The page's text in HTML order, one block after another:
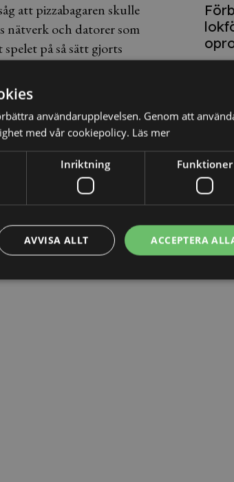
att pizzabagaren skulle
nätverk och datorer som
på så sätt gjorts
det var bevisat att han tagit
ut vinster. Hovrätten
inte
användarupplevelsen. Genom att
med vår cookiepolicy. Läs mer
Inriktning Funktioner
ACCEPTERA
AVVISA ALLT